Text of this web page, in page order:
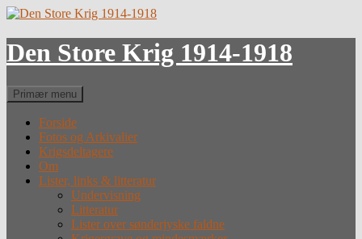
Hop
indhold
Den Store Krig 1914-1918
Søg
Primær menu
Forside
Fotos og Arkivalier
Krigsdeltagere
Om
Lister, links & litteratur
Undervisning
Litteratur
Lister over sønderjyske faldne